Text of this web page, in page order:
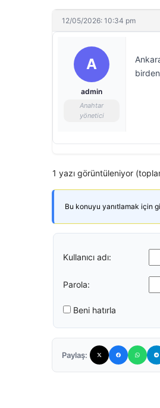
12/05/2026: 10:34 pm
A
admin
Anahtar
yönetici
1 yazı görüntüleniyor
Bu konuyu yanıtlamak için
Kullanıcı adı:
Parola:
Beni hatırla
Paylaş: